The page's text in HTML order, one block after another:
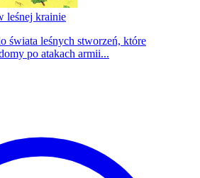
leśnej krainie
świata leśnych stworzeń, które
po atakach armii...